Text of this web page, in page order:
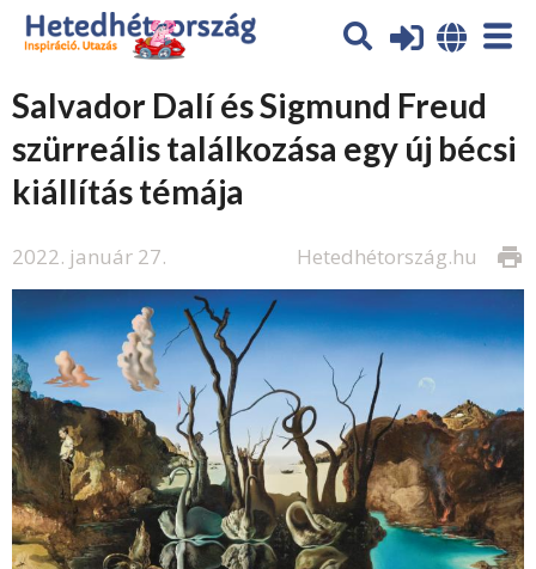
Salvador Dalí és Sigmund Freud
szürreális találkozása egy új bécsi
kiállítás témája
2022. január 27. print
Hetedhétország.hu